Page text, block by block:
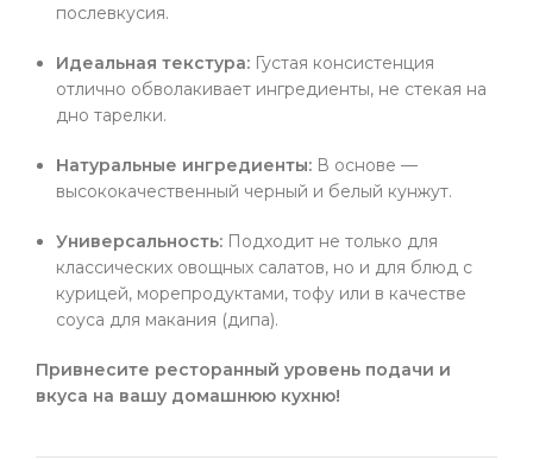
послевкусия.
Идеальная текстура: Густая консистенция
отлично обволакивает ингредиенты, не стекая на
дно тарелки.
Натуральные ингредиенты: В основе —
высококачественный черный и белый кунжут.
Универсальность: Подходит не только для
классических овощных салатов, но и для блюд с
курицей, морепродуктами, тофу или в качестве
соуса для макания (дипа).
Привнесите ресторанный уровень подачи и
вкуса на вашу домашнюю кухню!